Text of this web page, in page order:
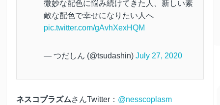
微妙な配色に悩み続けてきた人、新しい素
敵な配色で幸せになりたい人へ
pic.twitter.com/gAvhXexHQM
— つだしん (@tsudashin) July 27, 2020
ネスコプラズムさんTwitter： @nesscoplasm